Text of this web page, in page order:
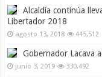
Alcaldía continúa
Libertador 2018
agosto 13, 2018 445,512
Gobernador Lacava
junio 3, 2019 330,492